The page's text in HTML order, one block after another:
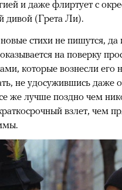
и даже флиртует с
дивой (Грета Ли).
стихи не пишутся, да
на поверку
которые вознесли его
не удосужившись даже
же лучше поздно чем
взлет, чем